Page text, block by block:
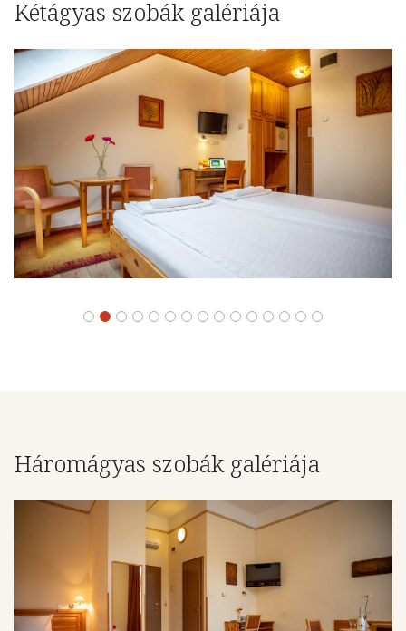
Kétágyas szobák galériája
Háromágyas szobák galériája